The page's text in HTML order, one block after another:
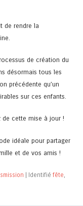
de rendre la
de création du
désormais tous les
précédente qu’un
sur ces enfants.
de cette mise à jour !
idéale pour partager
et de vos amis !
| Identifié fête